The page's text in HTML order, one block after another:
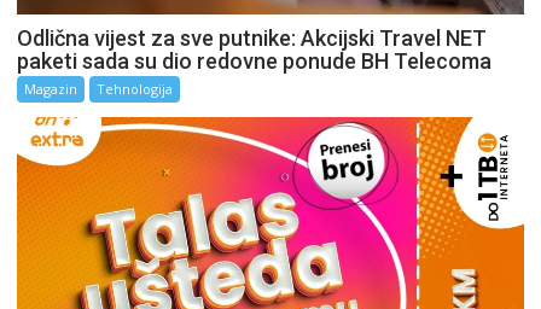
Odlična vijest za sve putnike: Akcijski Travel NET
paketi sada su dio redovne ponude BH Telecoma
Magazin Tehnologija